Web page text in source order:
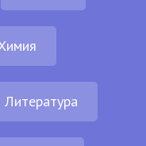
Литература